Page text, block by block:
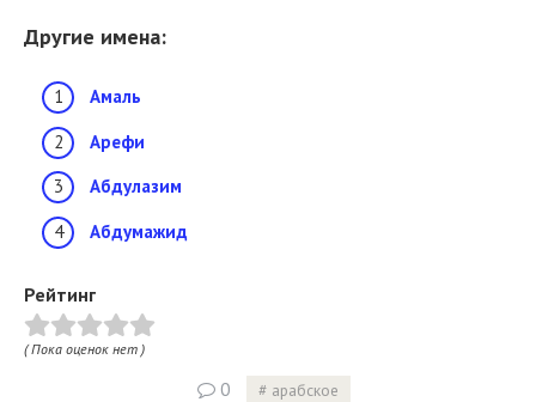
Другие имена:
Амаль
Арефи
Абдулазим
Абдумажид
Рейтинг
( Пока оценок нет )
0 арабское